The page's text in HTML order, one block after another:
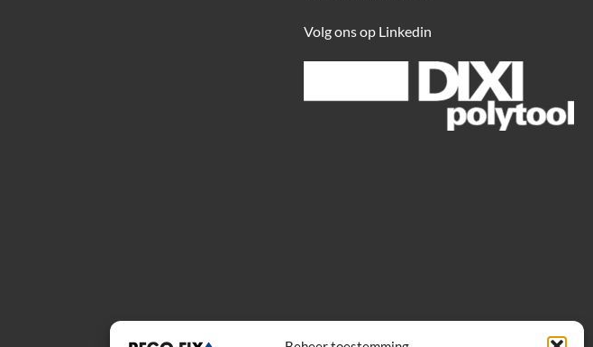
Volg ons op Linkedin